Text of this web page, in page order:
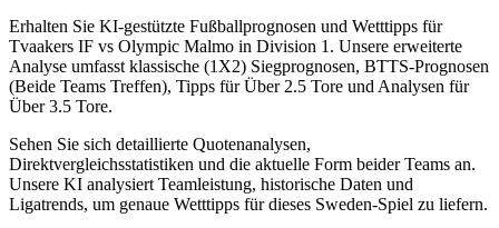
Erhalten Sie KI-gestützte Fußballprognosen und Wetttipps für
Tvaakers IF vs Olympic Malmo in Division 1. Unsere erweiterte
Analyse umfasst klassische (1X2) Siegprognosen, BTTS-Prognosen
(Beide Teams Treffen), Tipps für Über 2.5 Tore und Analysen für
Über 3.5 Tore.
Sehen Sie sich detaillierte Quotenanalysen,
Direktvergleichsstatistiken und die aktuelle Form beider Teams an.
Unsere KI analysiert Teamleistung, historische Daten und
Ligatrends, um genaue Wetttipps für dieses Sweden-Spiel zu liefern.